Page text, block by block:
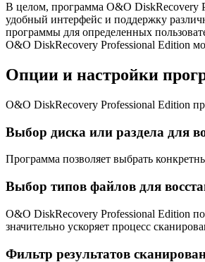
В целом, программа O&O DiskRecovery
удобный интерфейс и поддержку
программы для определенных
O&O DiskRecovery Professional Edition
Опции и настройки
О&O DiskRecovery Professional Edition
Выбор диска или раздела для
Программа позволяет выбрать
Выбор типов файлов для
O&O DiskRecovery Professional Edition
значительно ускоряет процесс
Фильтр результатов